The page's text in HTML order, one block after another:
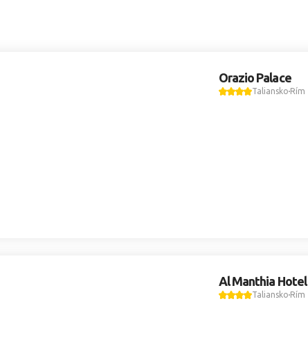
Orazio Palace
TalianskoRím
Al Manthia Hotel
TalianskoRím